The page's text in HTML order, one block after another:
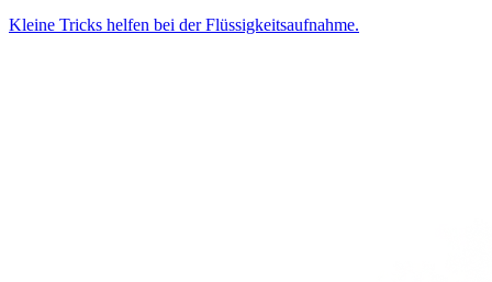
Kleine Tricks helfen bei der Flüssigkeitsaufnahme.